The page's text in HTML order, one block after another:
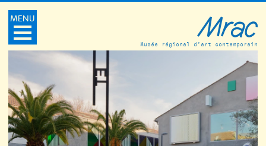
MENU
Musée régional d’art contemporain